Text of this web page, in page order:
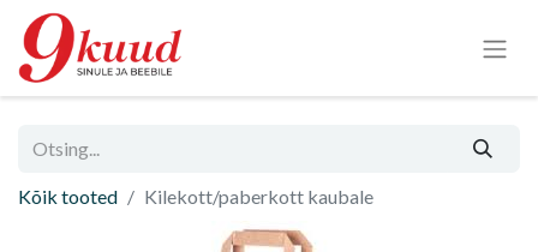
Kõik tooted Kilekott/paberkott kaubale